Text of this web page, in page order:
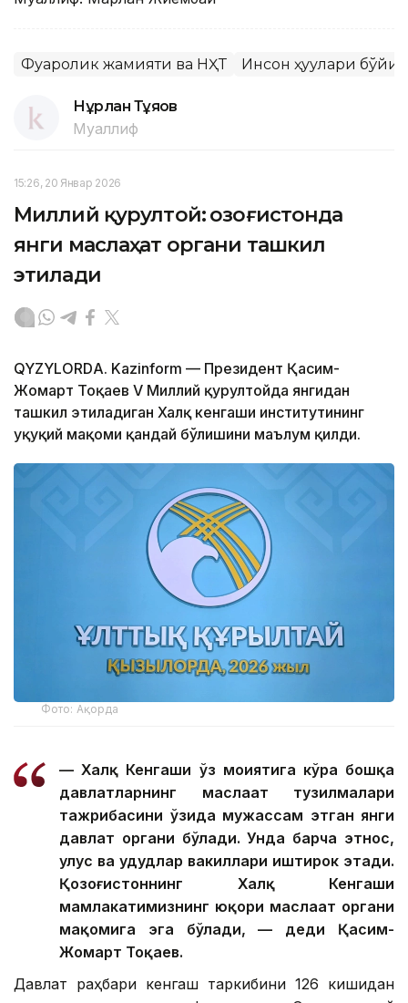
Фуқаролик жамияти ва НҲТ Инсон ҳуқуқлари
Нұрлан Тұяқов
Муаллиф
15:26, 20 Январ 2026
Миллий қурултой: Қозоғистонда
янги маслаҳат органи ташкил
этилади
QYZYLORDА. Kazinform — Президент Қасим-
Жомарт Тоқаев V Миллий қурултойда янгидан
ташкил этиладиган Халқ кенгаши институтининг
ҳуқуқий мақоми қандай бўлишини маълум қилди.
Фото: Ақорда
— Халқ Кенгаши ўз моҳиятига кўра бошқа
давлатларнинг маслаҳат тузилмалари
тажрибасини ўзида мужассам этган янги
давлат органи бўлади. Унда барча этнос,
улус ва ҳудудлар вакиллари иштирок этади.
Қозоғистоннинг Халқ Кенгаши
мамлакатимизнинг юқори маслаҳат органи
мақомига эга бўлади, — деди Қасим-
Жомарт Тоқаев.
Давлат раҳбари кенгаш таркибини 126 кишидан